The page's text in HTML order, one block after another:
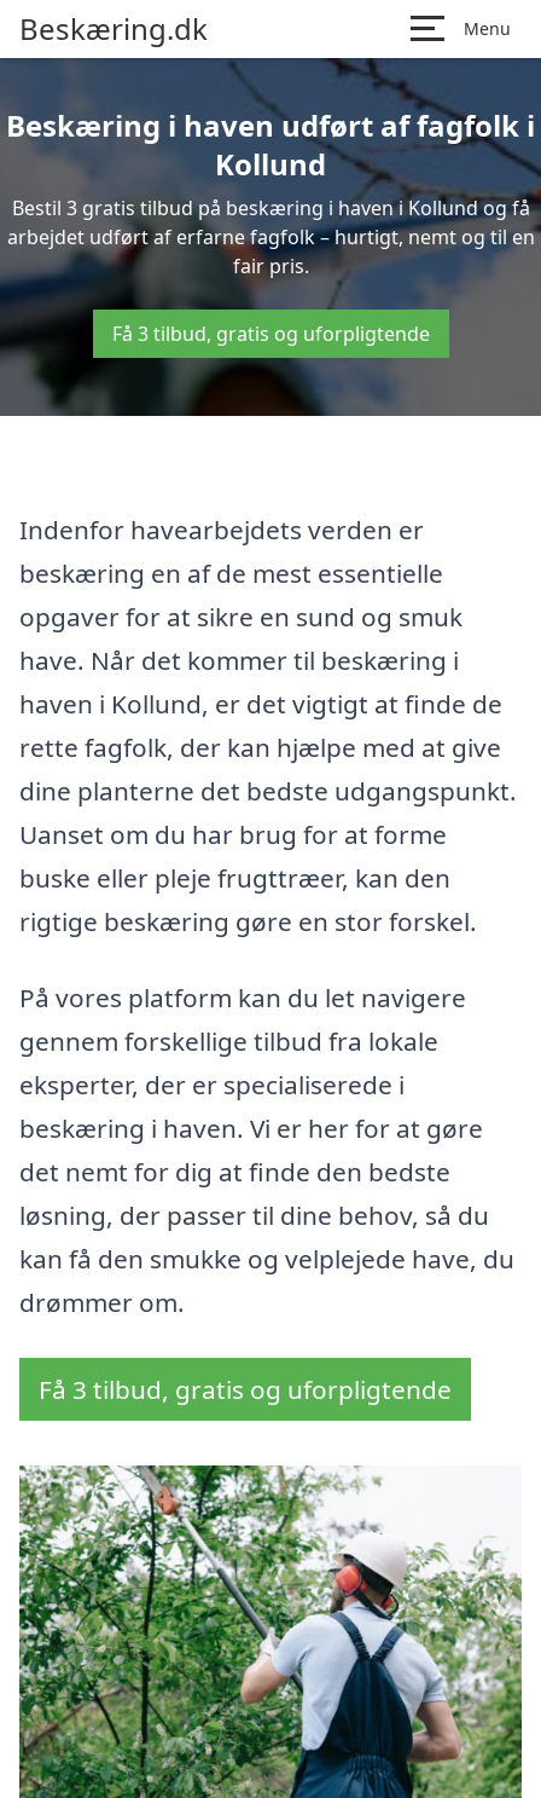
Beskæring.dk Menu
Beskæring i haven udført af fagfolk i
Kollund
Bestil 3 gratis tilbud på beskæring i haven i Kollund og få
arbejdet udført af erfarne fagfolk – hurtigt, nemt og til en
fair pris.
Få 3 tilbud, gratis og uforpligtende
Indenfor havearbejdets verden er
beskæring en af de mest essentielle
opgaver for at sikre en sund og smuk
have. Når det kommer til beskæring i
haven i Kollund, er det vigtigt at finde de
rette fagfolk, der kan hjælpe med at give
dine planterne det bedste udgangspunkt.
Uanset om du har brug for at forme
buske eller pleje frugttræer, kan den
rigtige beskæring gøre en stor forskel.
På vores platform kan du let navigere
gennem forskellige tilbud fra lokale
eksperter, der er specialiserede i
beskæring i haven. Vi er her for at gøre
det nemt for dig at finde den bedste
løsning, der passer til dine behov, så du
kan få den smukke og velplejede have, du
drømmer om.
Få 3 tilbud, gratis og uforpligtende